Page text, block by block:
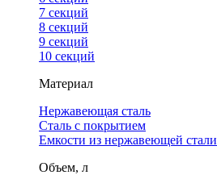
7 секций
8 секций
9 секций
10 секций
Материал
Нержавеющая сталь
Сталь с покрытием
Емкости из нержавеющей стали
Объем, л